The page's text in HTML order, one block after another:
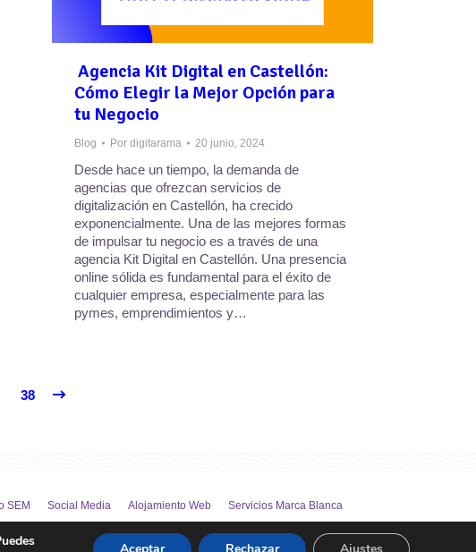
Agencia Kit Digital en Castellón:
Cómo Elegir la Mejor Opción para
tu Negocio
Blog Por digitarama 20 junio, 2024
Desde hace un tiempo, la demanda de
agencias que ofrezcan servicios de
digitalización en Castellón, ha crecido
exponencialmente. Una de las mejores formas
de impulsar tu negocio es a través de una
agencia Kit Digital en Castellón. Una presencia
online sólida es fundamental para el éxito de
cualquier empresa, especialmente para las
pymes, emprendimientos y…
38
SEM Social Media Alojamiento Web
Servicios Marca Blanca